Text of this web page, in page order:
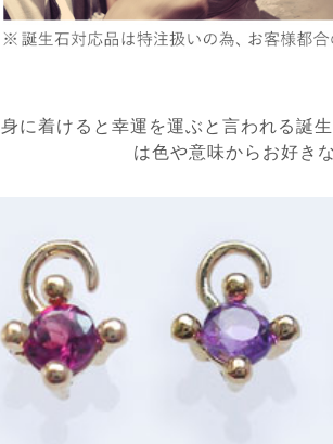
身に着けると幸運を運ぶと言われる誕
は色や意味からお好き